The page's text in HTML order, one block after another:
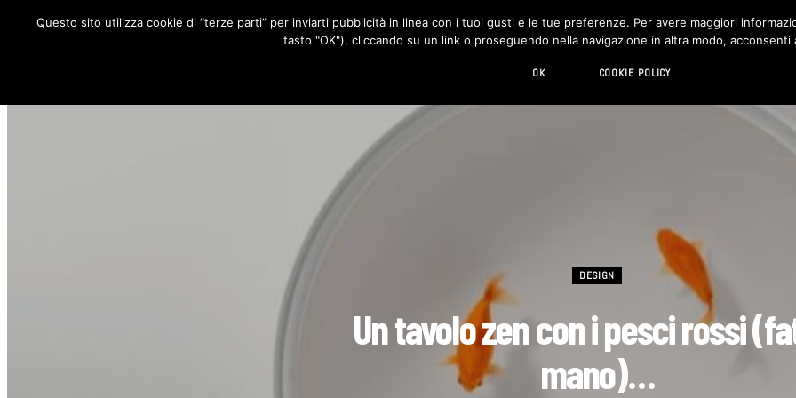
RUBRICHE DESIGN LIVING HI-TECH CHI SIAMO
DESIGN
Un tavolo zen con i pesci rossi
mano)…
Questo sito utilizza cookie di “terze parti” per inviarti pubblicità in linea con i tuoi gusti e le tue preferenze. Per avere maggiori
tasto "OK"), cliccando su un link o proseguendo nella navigazione in altra modo, acconsenti
OK COOKIE POLICY